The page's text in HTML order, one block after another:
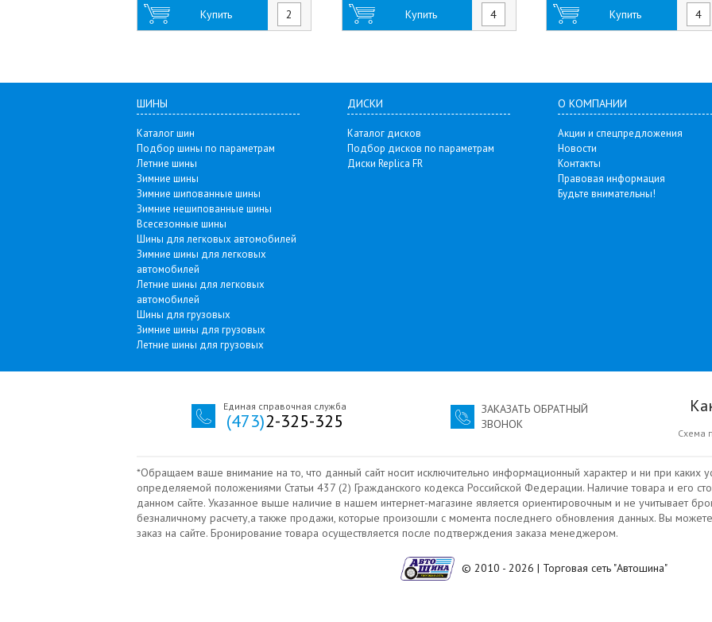
Купить Купить Купить
ШИНЫ
Каталог шин
Подбор шины по параметрам
Летние шины
Зимние шины
Зимние шипованные шины
Зимние нешипованные шины
Всесезонные шины
Шины для легковых автомобилей
Зимние шины для легковых
автомобилей
Летние шины для легковых
автомобилей
Шины для грузовых
Зимние шины для грузовых
Летние шины для грузовых
ДИСКИ
Каталог дисков
Подбор дисков по параметрам
Диски Replica FR
О КОМПАНИИ
Акции и спецпредложения
Новости
Контакты
Правовая информация
Будьте внимательны!
Единая справочная служба
(473)2-325-325
ЗАКАЗАТЬ ОБРАТНЫЙ
ЗВОНОК
Схема
*Обращаем ваше внимание на то, что данный сайт носит исключительно информационный характер и ни при каких
определяемой положениями Статьи 437 (2) Гражданского кодекса Российской Федерации. Наличие товара и его
данном сайте. Указанное выше наличие в нашем интернет-магазине является ориентировочным и не учитывает
безналичному расчету‚а также продажи, которые произошли с момента последнего обновления данных. Вы
заказ на сайте. Бронирование товара осуществляется после подтверждения заказа менеджером.
© 2010 - 2026 | Торговая сеть "Автошина"